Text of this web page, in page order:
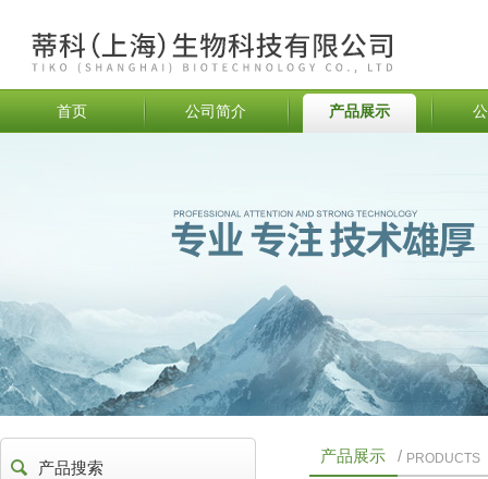
首页 公司简介 产品展示
产品搜索
产品展示 / PRODUCTS